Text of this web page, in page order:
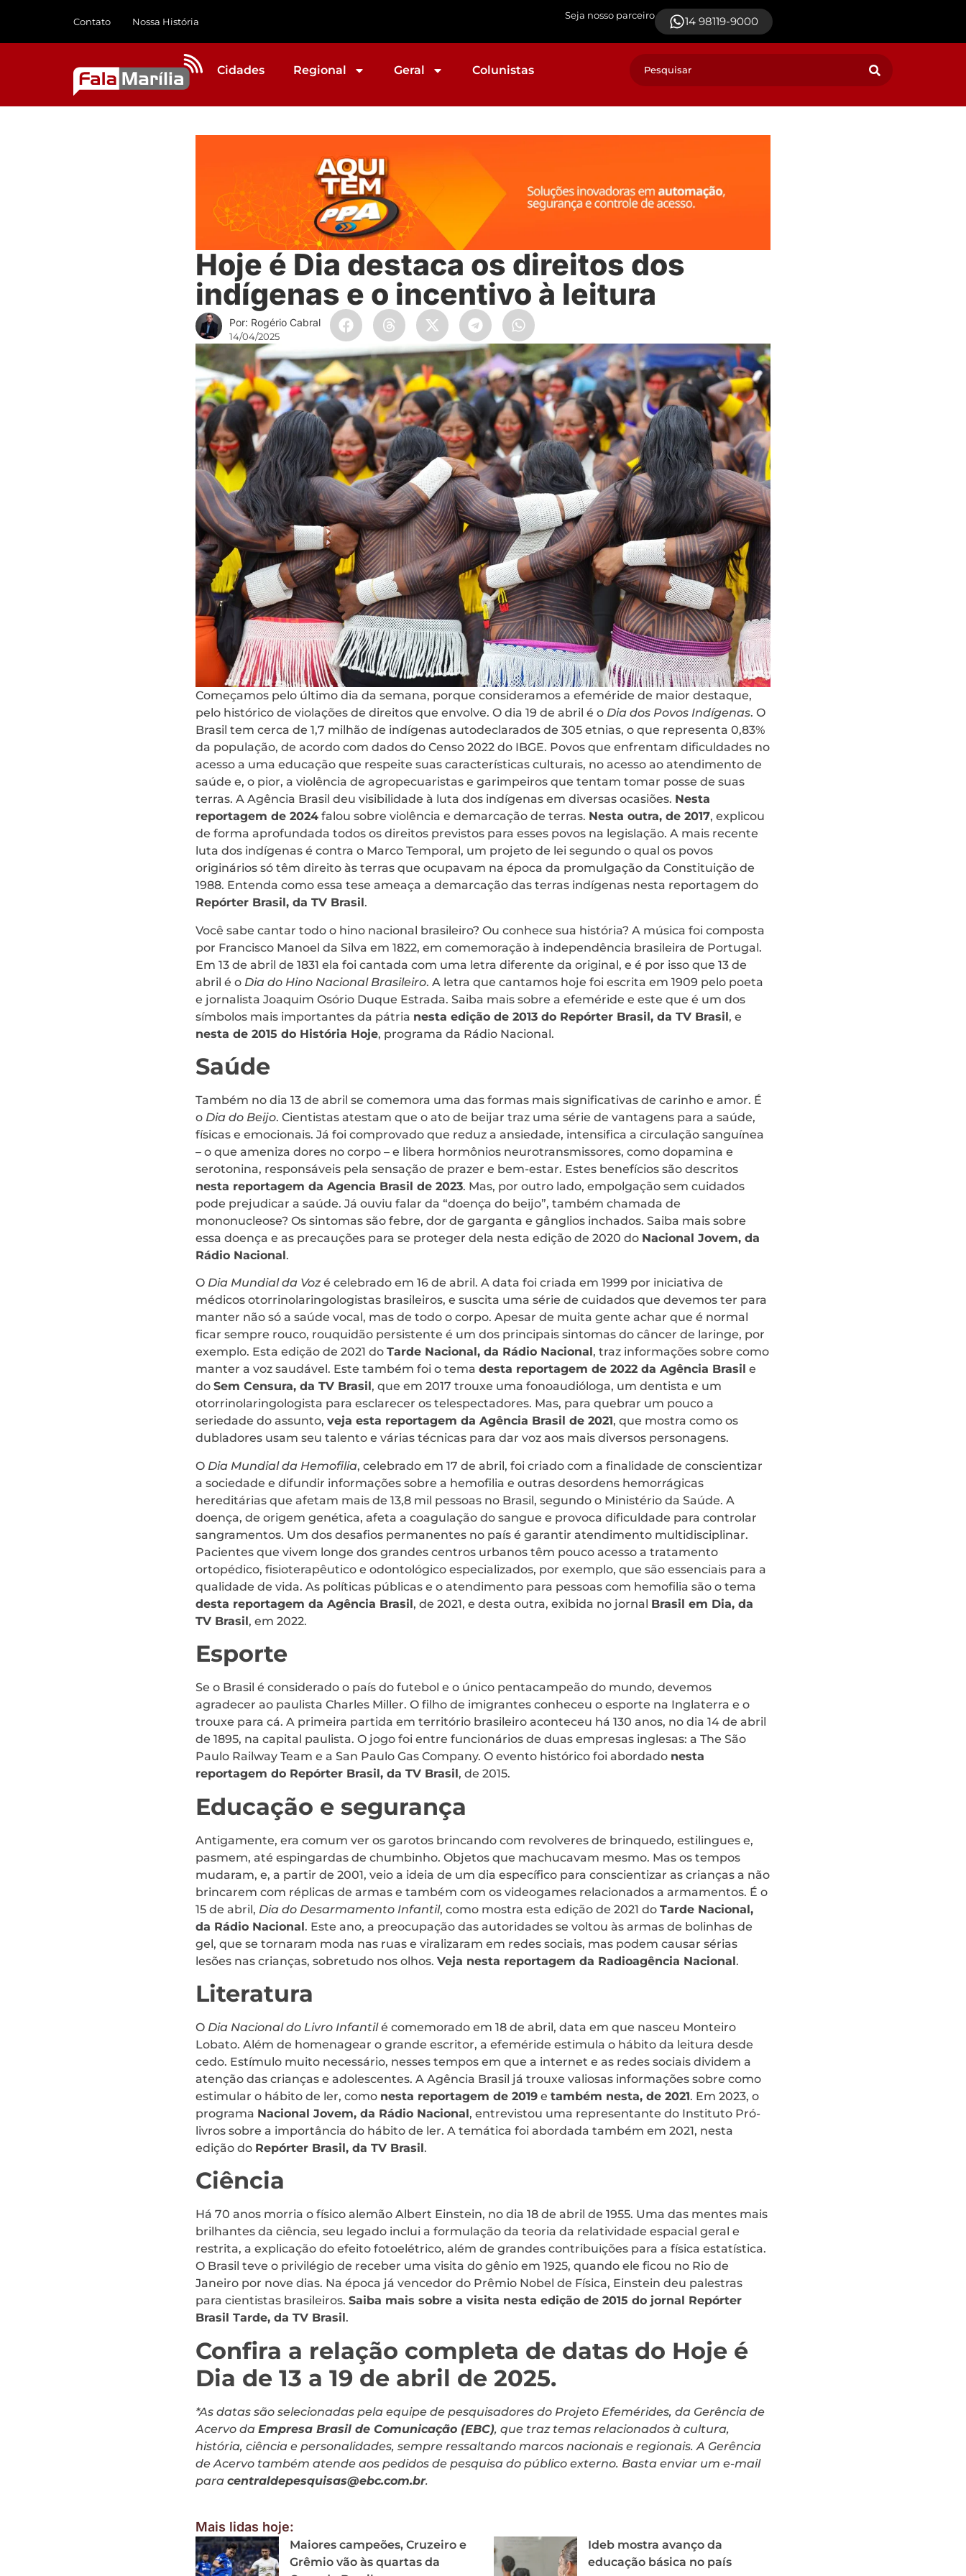
Contato Nossa História
Seja nosso parceiro 14 98119-9000
Cidades Regional Geral Colunistas
Hoje é Dia destaca os direitos dos
indígenas e o incentivo à leitura
Por: Rogério Cabral
14/04/2025
Começamos pelo último dia da semana, porque consideramos a efeméride de maior destaque,
pelo histórico de violações de direitos que envolve. O dia 19 de abril é o Dia dos Povos Indígenas. O
Brasil tem cerca de 1,7 milhão de indígenas autodeclarados de 305 etnias, o que representa 0,83%
da população, de acordo com dados do Censo 2022 do IBGE. Povos que enfrentam dificuldades no
acesso a uma educação que respeite suas características culturais, no acesso ao atendimento de
saúde e, o pior, a violência de agropecuaristas e garimpeiros que tentam tomar posse de suas
terras. A Agência Brasil deu visibilidade à luta dos indígenas em diversas ocasiões. Nesta
reportagem de 2024 falou sobre violência e demarcação de terras. Nesta outra, de 2017, explicou
de forma aprofundada todos os direitos previstos para esses povos na legislação. A mais recente
luta dos indígenas é contra o Marco Temporal, um projeto de lei segundo o qual os povos
originários só têm direito às terras que ocupavam na época da promulgação da Constituição de
1988. Entenda como essa tese ameaça a demarcação das terras indígenas nesta reportagem do
Repórter Brasil, da TV Brasil .
Você sabe cantar todo o hino nacional brasileiro? Ou conhece sua história? A música foi composta
por Francisco Manoel da Silva em 1822, em comemoração à independência brasileira de Portugal.
Em 13 de abril de 1831 ela foi cantada com uma letra diferente da original, e é por isso que 13 de
abril é o Dia do Hino Nacional Brasileiro. A letra que cantamos hoje foi escrita em 1909 pelo poeta
e jornalista Joaquim Osório Duque Estrada. Saiba mais sobre a efeméride e este que é um dos
símbolos mais importantes da pátria nesta edição de 2013 do Repórter Brasil, da TV Brasil, e
nesta de 2015 do História Hoje, programa da Rádio Nacional.
Saúde
Também no dia 13 de abril se comemora uma das formas mais significativas de carinho e amor. É
o Dia do Beijo. Cientistas atestam que o ato de beijar traz uma série de vantagens para a saúde,
físicas e emocionais. Já foi comprovado que reduz a ansiedade, intensifica a circulação sanguínea
– o que ameniza dores no corpo – e libera hormônios neurotransmissores, como dopamina e
serotonina, responsáveis pela sensação de prazer e bem-estar. Estes benefícios são descritos
nesta reportagem da Agencia Brasil de 2023. Mas, por outro lado, empolgação sem cuidados
pode prejudicar a saúde. Já ouviu falar da “doença do beijo”, também chamada de
mononucleose? Os sintomas são febre, dor de garganta e gânglios inchados. Saiba mais sobre
essa doença e as precauções para se proteger dela nesta edição de 2020 do Nacional Jovem, da
Rádio Nacional.
O Dia Mundial da Vozé celebrado em 16 de abril. A data foi criada em 1999 por iniciativa de
médicos otorrinolaringologistas brasileiros, e suscita uma série de cuidados que devemos ter para
manter não só a saúde vocal, mas de todo o corpo. Apesar de muita gente achar que é normal
ficar sempre rouco, rouquidão persistente é um dos principais sintomas do câncer de laringe, por
exemplo. Esta edição de 2021 do Tarde Nacional, da Rádio Nacional , traz informações sobre como
manter a voz saudável. Este também foi o tema desta reportagem de 2022 da Agência Brasil e
do Sem Censura, da TV Brasil , que em 2017 trouxe uma fonoaudióloga, um dentista e um
otorrinolaringologista para esclarecer os telespectadores. Mas, para quebrar um pouco a
seriedade do assunto, veja esta reportagem da Agência Brasil de 2021, que mostra como os
dubladores usam seu talento e várias técnicas para dar voz aos mais diversos personagens.
O Dia Mundial da Hemofilia, celebrado em 17 de abril, foi criado com a finalidade de conscientizar
a sociedade e difundir informações sobre a hemofilia e outras desordens hemorrágicas
hereditárias que afetam mais de 13,8 mil pessoas no Brasil, segundo o Ministério da Saúde. A
doença, de origem genética, afeta a coagulação do sangue e provoca dificuldade para controlar
sangramentos. Um dos desafios permanentes no país é garantir atendimento multidisciplinar.
Pacientes que vivem longe dos grandes centros urbanos têm pouco acesso a tratamento
ortopédico, fisioterapêutico e odontológico especializados, por exemplo, que são essenciais para a
qualidade de vida. As políticas públicas e o atendimento para pessoas com hemofilia são o tema
desta reportagem da Agência Brasil, de 2021, e desta outra, exibida no jornal Brasil em Dia, da
TV Brasil, em 2022.
Esporte
Se o Brasil é considerado o país do futebol e o único pentacampeão do mundo, devemos
agradecer ao paulista Charles Miller. O filho de imigrantes conheceu o esporte na Inglaterra e o
trouxe para cá. A primeira partida em território brasileiro aconteceu há 130 anos, no dia 14 de abril
de 1895, na capital paulista. O jogo foi entre funcionários de duas empresas inglesas: a The São
Paulo Railway Team e a San Paulo Gas Company. O evento histórico foi abordado nesta
reportagem do Repórter Brasil, da TV Brasil , de 2015.
Educação e segurança
Antigamente, era comum ver os garotos brincando com revolveres de brinquedo, estilingues e,
pasmem, até espingardas de chumbinho. Objetos que machucavam mesmo. Mas os tempos
mudaram, e, a partir de 2001, veio a ideia de um dia específico para conscientizar as crianças a não
brincarem com réplicas de armas e também com os videogames relacionados a armamentos. É o
15 de abril, Dia do Desarmamento Infantil, como mostra esta edição de 2021 do Tarde Nacional,
da Rádio Nacional. Este ano, a preocupação das autoridades se voltou às armas de bolinhas de
gel, que se tornaram moda nas ruas e viralizaram em redes sociais, mas podem causar sérias
lesões nas crianças, sobretudo nos olhos. Veja nesta reportagem da Radioagência Nacional.
Literatura
O Dia Nacional do Livro Infantilé comemorado em 18 de abril, data em que nasceu Monteiro
Lobato. Além de homenagear o grande escritor, a efeméride estimula o hábito da leitura desde
cedo. Estímulo muito necessário, nesses tempos em que a internet e as redes sociais dividem a
atenção das crianças e adolescentes. A Agência Brasil já trouxe valiosas informações sobre como
estimular o hábito de ler, como nesta reportagem de 2019 e também nesta, de 2021. Em 2023, o
programa Nacional Jovem, da Rádio Nacional, entrevistou uma representante do Instituto Pró-
livros sobre a importância do hábito de ler. A temática foi abordada também em 2021, nesta
edição do Repórter Brasil, da TV Brasil.
Ciência
Há 70 anos morria o físico alemão Albert Einstein, no dia 18 de abril de 1955. Uma das mentes mais
brilhantes da ciência, seu legado inclui a formulação da teoria da relatividade espacial geral e
restrita, a explicação do efeito fotoelétrico, além de grandes contribuições para a física estatística.
O Brasil teve o privilégio de receber uma visita do gênio em 1925, quando ele ficou no Rio de
Janeiro por nove dias. Na época já vencedor do Prêmio Nobel de Física, Einstein deu palestras
para cientistas brasileiros. Saiba mais sobre a visita nesta edição de 2015 do jornal Repórter
Brasil Tarde, da TV Brasil .
Confira a relação completa de datas do Hoje é
Dia de 13 a 19 de abril de 2025.
*As datas são selecionadas pela equipe de pesquisadores do Projeto Efemérides, da Gerência de
Acervo da Empresa Brasil de Comunicação (EBC), que traz temas relacionados à cultura,
história, ciência e personalidades, sempre ressaltando marcos nacionais e regionais. A Gerência
de Acervo também atende aos pedidos de pesquisa do público externo. Basta enviar um e-mail
para centraldepesquisas@ebc.com.br.
Mais lidas hoje:
Maiores campeões, Cruzeiro e
Grêmio vão às quartas da
Ideb mostra avanço da
educação básica no país